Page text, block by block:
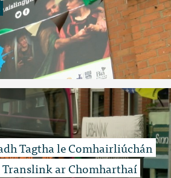
Tagtha le Comhairliúchán
ar Chomharthaí